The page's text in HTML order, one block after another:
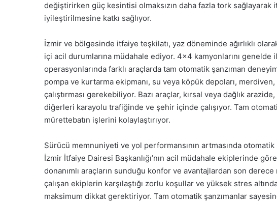
değiştirirken güç kesintisi olmaksızın daha fazla tork
iyileştirilmesine katkı sağlıyor.
İzmir ve bölgesinde itfaiye teşkilatı, yaz döneminde ağırlıklı
içi acil durumlarına müdahale ediyor. 4×4 kamyonlarını
operasyonlarında farklı araçlarda tam otomatik şanzıman
pompa ve kurtarma ekipmanı, su veya köpük depoları,
çalıştırması gerekebiliyor. Bazı araçlar, kırsal veya dağlık
diğerleri karayolu trafiğinde ve şehir içinde çalışıyor. Tam
mürettebatın işlerini kolaylaştırıyor.
Sürücü memnuniyeti ve yol performansının artmasında otomatik
İzmir İtfaiye Dairesi Başkanlığı’nın acil müdahale ekiplerinde
donanımlı araçların sunduğu konfor ve avantajlardan son
çalışan ekiplerin karşılaştığı zorlu koşullar ve yüksek stres
maksimum dikkat gerektiriyor. Tam otomatik şanzımanlar